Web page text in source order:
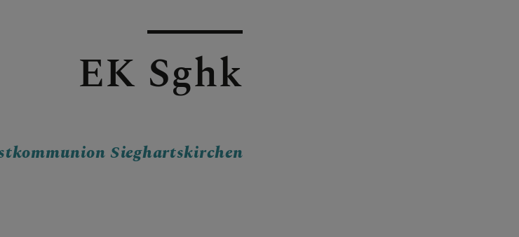
EK Sghk
Sieghartskirchen